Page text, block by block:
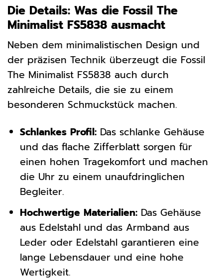
Die Details: Was die Fossil The
Minimalist FS5838 ausmacht
Neben dem minimalistischen Design und
der präzisen Technik überzeugt die Fossil
The Minimalist FS5838 auch durch
zahlreiche Details, die sie zu einem
besonderen Schmuckstück machen.
Schlankes Profil:Das schlanke Gehäuse
und das flache Zifferblatt sorgen für
einen hohen Tragekomfort und machen
die Uhr zu einem unaufdringlichen
Begleiter.
Hochwertige Materialien:Das Gehäuse
aus Edelstahl und das Armband aus
Leder oder Edelstahl garantieren eine
lange Lebensdauer und eine hohe
Wertigkeit.